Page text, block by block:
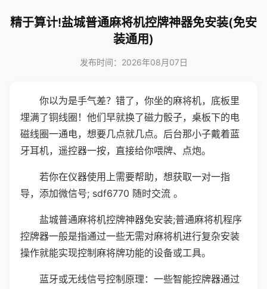
精于算计!盐城普通麻将机控牌神器免安装(免安
装通用)
发布时间：2026年08月07日
你以为是手气差？错了，你坐的麻将机，底板里
埋满了铜线圈！他们早就换了磁力骰子，桌板下的电
磁线圈一通电，想要几点就几点。后台那小子戴着蓝
牙耳机，遥控器一按，直接给你喂牌、点炮。
若你在仪器使用上需要帮助，想获取一对一指
导，添加微信号; sdf6770 随时交流 。
盐城普通麻将机控牌神器免安装;普通麻将机程序
控牌器一般是指通过一些无需对麻将机进行复杂安装
操作就能实现控制麻将牌功能的设备或工具。
蓝牙或无线信号控制原理：一些智能控牌器通过